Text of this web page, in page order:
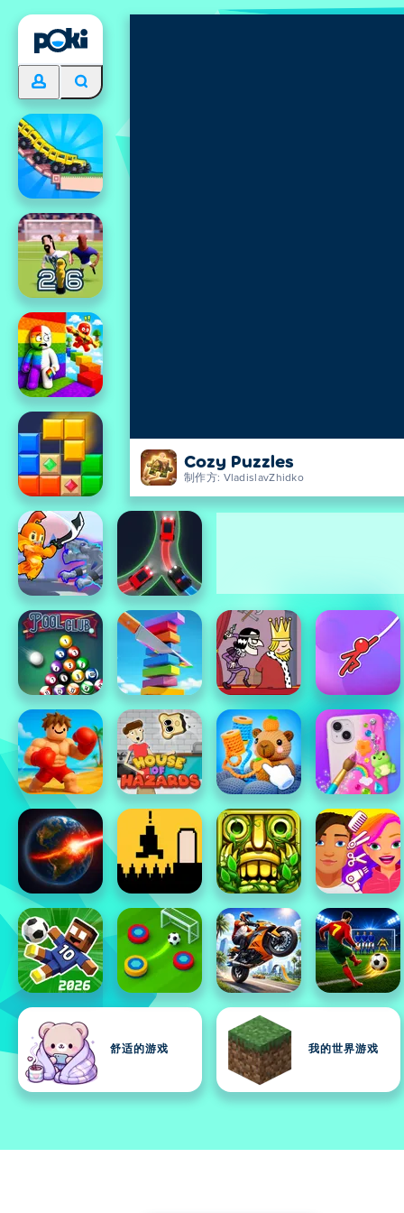
Cozy Puzzles
制作方: VladislavZhidko
舒适的游戏 我的世界游戏